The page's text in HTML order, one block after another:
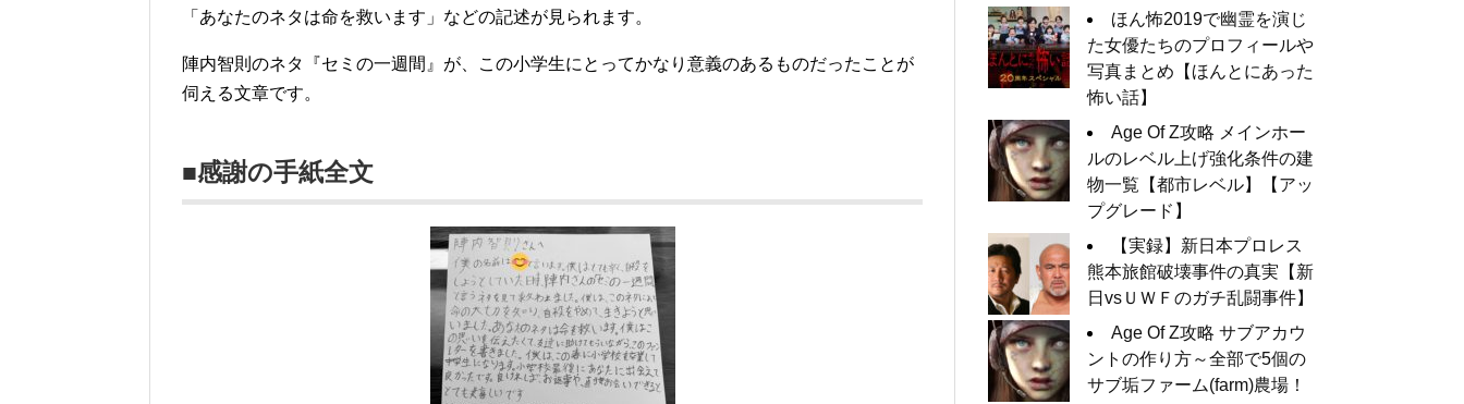
「あなたのネタは命を救います」などの記述が見られます。
陣内智則のネタ『セミの一週間』が、この小学生にとってかなり意義のあるものだったことが
伺える文章です。
■感謝の手紙全文
ほん怖2019で幽霊を演じ
た女優たちのプロフィールや
写真まとめ【ほんとにあった
怖い話】
Age Of Z攻略 メインホー
ルのレベル上げ強化条件の建
物一覧【都市レベル】【アッ
プグレード】
【実録】新日本プロレス
熊本旅館破壊事件の真実【新
日vsＵＷＦのガチ乱闘事件】
Age Of Z攻略 サブアカウ
ントの作り方～全部で5個の
サブ垢ファーム(farm)農場！